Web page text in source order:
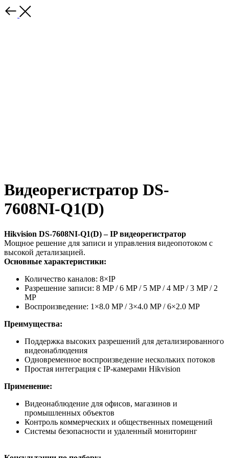
Видеорегистратор DS-
7608NI-Q1(D)
Hikvision DS-7608NI-Q1(D) – IP видеорегистратор
Мощное решение для записи и управления видеопотоком с
высокой детализацией.
Основные характеристики:
Количество каналов: 8×IP
Разрешение записи: 8 MP / 6 MP / 5 MP / 4 MP / 3 MP / 2
MP
Воспроизведение: 1×8.0 MP / 3×4.0 MP / 6×2.0 MP
Преимущества:
Поддержка высоких разрешений для детализированного
видеонаблюдения
Одновременное воспроизведение нескольких потоков
Простая интеграция с IP-камерами Hikvision
Применение:
Видеонаблюдение для офисов, магазинов и
промышленных объектов
Контроль коммерческих и общественных помещений
Системы безопасности и удаленный мониторинг